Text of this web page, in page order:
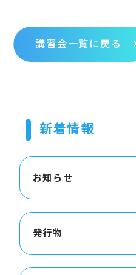
講習会一覧に戻る
新着情報
お知らせ
発行物